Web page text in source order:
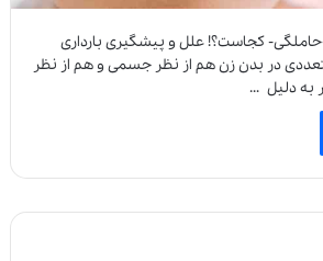
حاملگی- کجاست؟! علل و پیشگیری بارداری
در بدن زن هم از نظر جسمی و هم از نظر
به دلیل …